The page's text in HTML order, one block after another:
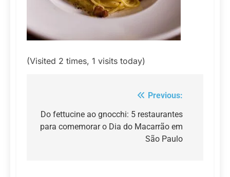
(Visited 2 times, 1 visits today)
de
Post
Previous:
Do fettucine ao gnocchi: 5 restaurantes
para comemorar o Dia do Macarrão em
São Paulo